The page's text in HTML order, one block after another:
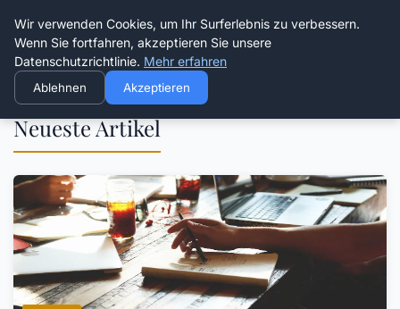
Die Schnitter
Neueste Artikel
Wir verwenden Cookies, um Ihr Surferlebnis zu verbessern.
Wenn Sie fortfahren, akzeptieren Sie unsere
Datenschutzrichtlinie. Mehr erfahren
Ablehnen Akzeptieren